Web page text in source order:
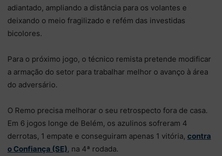
adiantado, ampliando a distância para os volantes e
deixando o meio fragilizado e refém das investidas
bicolores.
Para o próximo jogo, o técnico remista pretende modificar
a armação do setor para trabalhar melhor o avanço à área
do adversário.
O Remo precisa melhorar o seu retrospecto fora de casa.
Em 6 jogos longe de Belém, os azulinos sofreram 4
derrotas, 1 empate e conseguiram apenas 1 vitória, contra
o Confiança (SE), na 4ª rodada.